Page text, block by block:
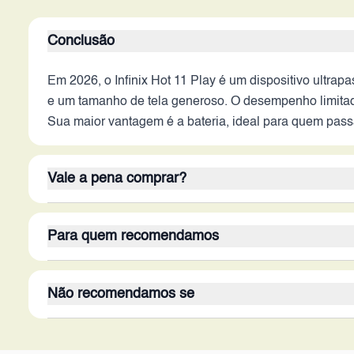
Conclusão
Em 2026, o Infinix Hot 11 Play é um dispositivo
e um tamanho de tela generoso. O desempenho
Sua maior vantagem é a bateria, ideal para quem
Vale a pena comprar?
são a bateria de 6000 mAh e o armazenamento de
limitado, a câmera básica e a ausência de 5G são
Para quem recomendamos
em viagens e não precisam de alta performance.
redes sociais, que assistem a vídeos e navegam na
Não recomendamos se